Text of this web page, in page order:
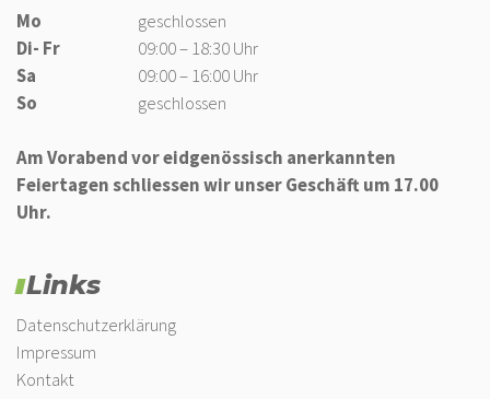
Mo
geschlossen
Di- Fr
09:00 – 18:30 Uhr
Sa
09:00 – 16:00 Uhr
So
geschlossen
Am Vorabend vor eidgenössisch anerkannten
Feiertagen schliessen wir unser Geschäft um 17.00
Uhr.
Links
Datenschutzerklärung
Impressum
Kontakt